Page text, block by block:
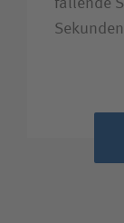
fallende